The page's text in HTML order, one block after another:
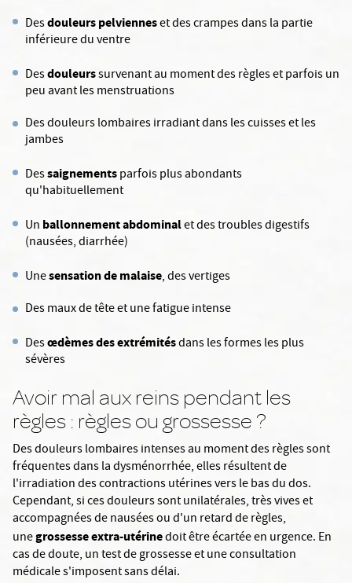
Desdouleurs pelvienneset des crampes dans la partie
inférieure du ventre
Desdouleurssurvenant au moment des règles et parfois un
peu avant les menstruations
Des douleurs lombaires irradiant dans les cuisses et les
jambes
Dessaignementsparfois plus abondants
qu'habituellement
Un ballonnement abdominalet des troubles digestifs
(nausées, diarrhée)
Unesensation de malaise, des vertiges
Des maux de tête et une fatigue intense
Desœdèmes des extrémitésdans les formes les plus
sévères
Avoir mal aux reins pendant les
règles : règles ou grossesse ?
Des douleurs lombaires intenses au moment des règles sont
fréquentes dans la dysménorrhée, elles résultent de
l'irradiation des contractions utérines vers le bas du dos.
Cependant, si ces douleurs sont unilatérales, très vives et
accompagnées de nausées ou d'un retard de règles,
unegrossesse extra-utérinedoit être écartée en urgence. En
cas de doute, un test de grossesse et une consultation
médicale s'imposent sans délai.